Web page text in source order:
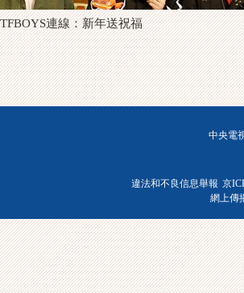
TFBOYS連線：新年送祝福
中央電
違法和不良信息舉報 京
網上傳